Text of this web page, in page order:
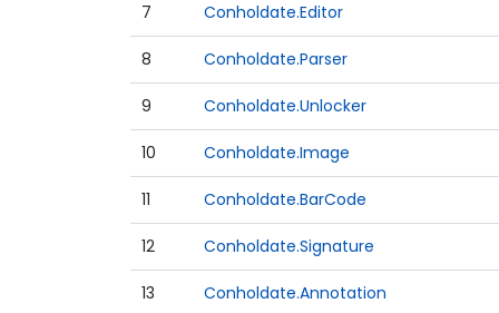
7 Conholdate.Editor
8 Conholdate.Parser
9 Conholdate.Unlocker
10 Conholdate.Image
11 Conholdate.BarCode
12 Conholdate.Signature
13 Conholdate.Annotation